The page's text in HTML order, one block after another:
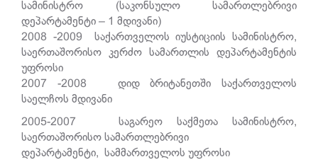
სამინისტრო (საკონსულო სამართლებრივი
დეპარტამენტი – 1 მდივანი)
2008 -2009 საქართველოს იუსტიციის სამინისტრო,
საერთაშორისო კერძო სამართლის დეპარტამენტის
უფროსი
2007 -2008 დიდ ბრიტანეთში საქართველოს
საელჩოს მდივანი
2005-2007 საგარეო საქმეთა სამინისტრო,
საერთაშორისო სამართლებრივი
დეპარტამენტი, სამმართველოს უფროსი